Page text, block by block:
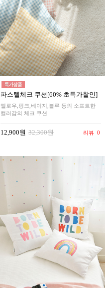
파스텔체크 쿠션[60% 초특가할인]
엘로우,핑크,베이지,블루 등의 소프트한
컬러감의 체크 쿠션
12,900원 32,300원 리뷰 0